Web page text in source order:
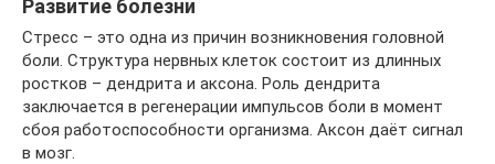
Развитие болезни
Стресс – это одна из причин возникновения головной
боли. Структура нервных клеток состоит из длинных
ростков – дендрита и аксона. Роль дендрита
заключается в регенерации импульсов боли в момент
сбоя работоспособности организма. Аксон даёт сигнал
в мозг.